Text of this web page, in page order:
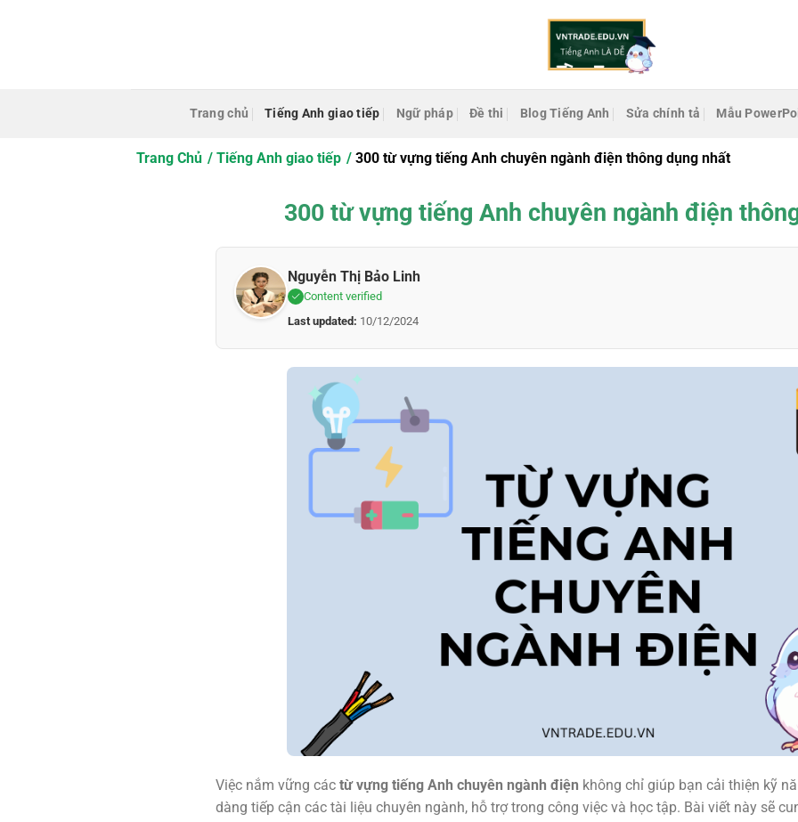
Trang chủ Tiếng Anh giao tiếp Ngữ pháp Đề thi Blog Tiếng Anh Sửa chính tả Mẫu
Trang Chủ Tiếng Anh giao tiếp 300 từ vựng tiếng Anh chuyên ngành điện thông dụng nhất
300 từ vựng tiếng Anh chuyên ngành điện
Nguyễn Thị Bảo Linh
Content verified
Last updated: 10/12/2024
Việc nắm vững các từ vựng tiếng Anh chuyên ngành điện không chỉ giúp bạn cải thiện kỹ
dàng tiếp cận các tài liệu chuyên ngành, hỗ trợ trong công việc và học tập. Bài viết này sẽ